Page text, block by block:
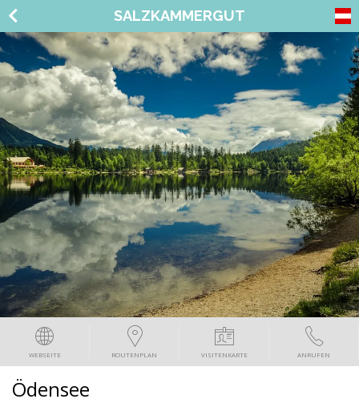
SALZKAMMERGUT
WEBSEITE ROUTENPLAN VISITENKARTE ANRUFEN
Ödensee